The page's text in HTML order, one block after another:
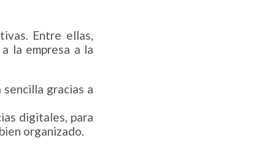
Entre ellas,
la empresa a la
gracias a
digitales, para
organizado.